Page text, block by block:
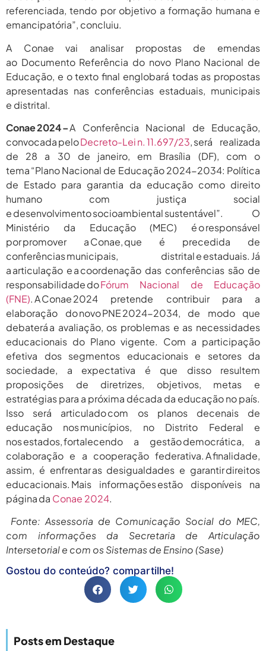
referenciada, tendo por objetivo a formação humana e
emancipatória”, concluiu.
A Conae vai analisar propostas de emendas
ao Documento Referência do novo Plano Nacional de
Educação, e o texto final englobará todas as propostas
apresentadas nas conferências estaduais, municipais
e distrital.
Conae 2024–A Conferência Nacional de Educação,
convocada peloDecreto-Lei n. 11.697/23, será realizada
de 28 a 30 de janeiro, em Brasília (DF), com o
tema “Plano Nacional de Educação 2024-2034: Política
de Estado para garantia da educação como direito
humano com justiça social
e desenvolvimento socioambiental sustentável”. O
Ministério da Educação (MEC) é o responsável
por promover a Conae, que é precedida de
conferências municipais, distrital e estaduais. Já
a articulação e a coordenação das conferências são de
responsabilidade doFórum Nacional de Educação
(FNE). A Conae 2024 pretende contribuir para a
elaboração do novo PNE 2024-2034, de modo que
debaterá a avaliação, os problemas e as necessidades
educacionais do Plano vigente. Com a participação
efetiva dos segmentos educacionais e setores da
sociedade, a expectativa é que disso resultem
proposições de diretrizes, objetivos, metas e
estratégias para a próxima década da educação no país.
Isso será articulado com os planos decenais de
educação nos municípios, no Distrito Federal e
nos estados, fortalecendo a gestão democrática, a
colaboração e a cooperação federativa. A finalidade,
assim, é enfrentar as desigualdades e garantir direitos
educacionais. Mais informações estão disponíveis na
página da Conae 2024.
Fonte: Assessoria de Comunicação Social do MEC,
com informações da Secretaria de Articulação
Intersetorial e com os Sistemas de Ensino (Sase)
Gostou do conteúdo? compartilhe!
Posts em Destaque